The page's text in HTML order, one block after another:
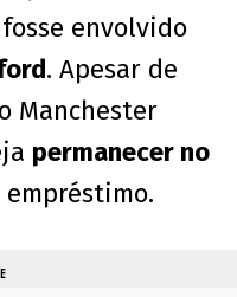
envolvido
. Apesar de
Manchester
permanecer no